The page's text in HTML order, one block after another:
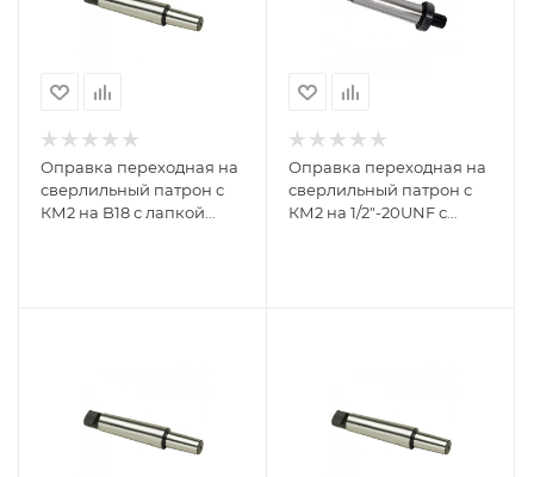
Оправка переходная на
сверлильный патрон с
КМ2 на B18 с лапкой
Оправка переходная на
сверлильный патрон с
КМ2 на 1/2"-20UNF с